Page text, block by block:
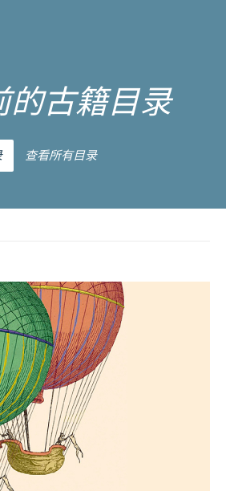
的古籍目录
查看所有目录